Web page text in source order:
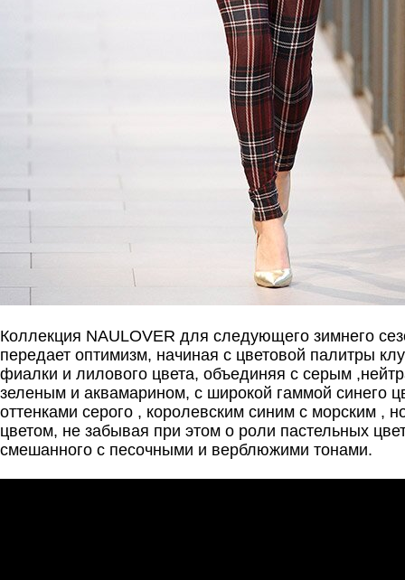
Коллекция NAULOVER для следующего зимнего
передает оптимизм, начиная с цветовой палитры
фиалки и лилового цвета, объединяя с серым
зеленым и аквамарином, с широкой гаммой синего
оттенками серого , королевским синим с морским ,
цветом, не забывая при этом о роли пастельных
смешанного с песочными и верблюжими тонами.